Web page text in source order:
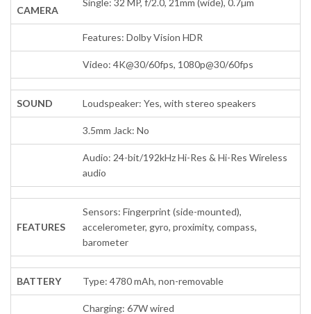
CAMERA
Single: 32 MP, f/2.0, 21mm (wide), 0.7µm
Features: Dolby Vision HDR
Video: 4K@30/60fps, 1080p@30/60fps
SOUND Loudspeaker: Yes, with stereo speakers
3.5mm Jack: No
Audio: 24-bit/192kHz Hi-Res & Hi-Res Wireless
audio
FEATURES
Sensors: Fingerprint (side-mounted),
accelerometer, gyro, proximity, compass,
barometer
BATTERY Type: 4780 mAh, non-removable
Charging: 67W wired